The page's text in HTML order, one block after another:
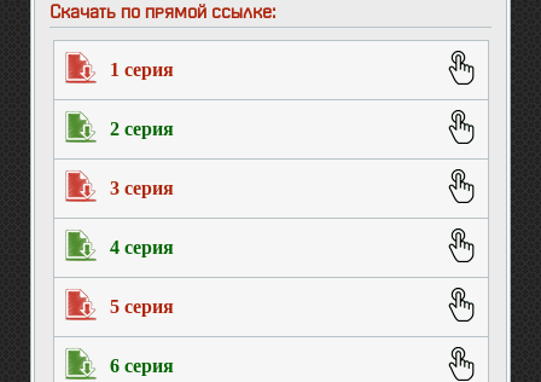
Скачать по прямой ссылке:
1 серия
2 серия
3 серия
4 серия
5 серия
6 серия